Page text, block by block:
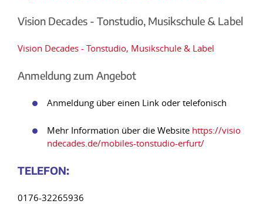
Vision Decades - Tonstudio, Musikschule & Label
Vision Decades - Tonstudio, Musikschule & Label
Anmeldung zum Angebot
Anmeldung über einen Link oder telefonisch
Mehr Information über die Website https://visio
ndecades.de/mobiles-tonstudio-erfurt/
TELEFON:
0176-32265936